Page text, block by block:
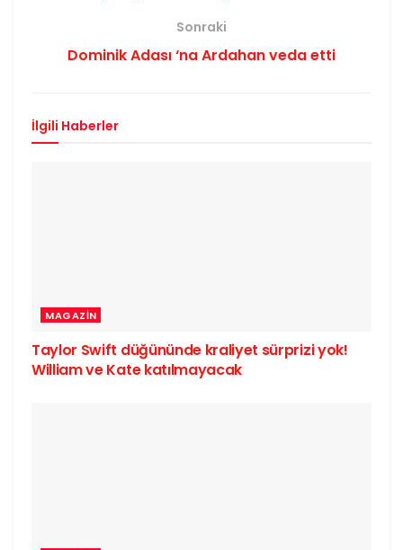
Sonraki
Dominik Adası ‘na Ardahan veda etti
İlgili Haberler
MAGAZIN
Taylor Swift düğününde kraliyet sürprizi yok!
William ve Kate katılmayacak